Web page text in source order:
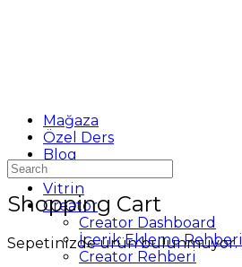
Mağaza
Özel Ders
Blog
Destek
Vitrin
Creator
Creator Dashboard
İçerik Ekleme Rehberi
Creator Rehberi
Shopping Cart
Sepetinizde ürün bulunmuyor.
Search
for: